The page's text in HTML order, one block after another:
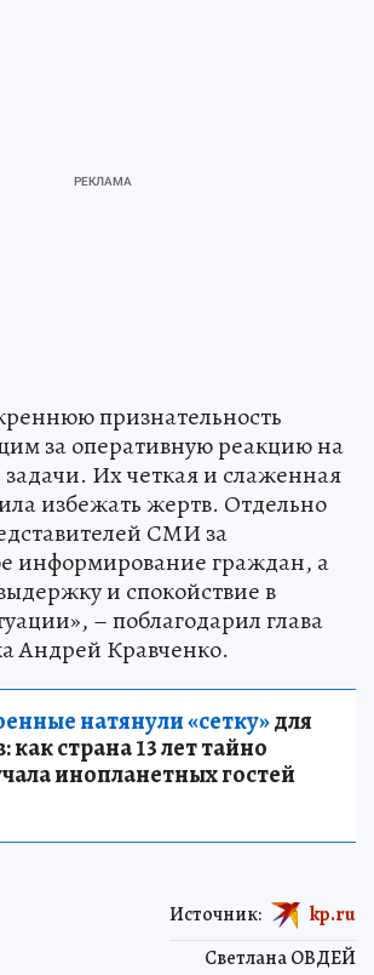
признательность
за оперативную реакцию на
Их четкая и слаженная
избежать жертв. Отдельно
СМИ за
информирование граждан, а
и спокойствие в
– поблагодарил глава
Андрей Кравченко.
натянули «сетку»для
страна 13 лет тайно
инопланетных гостей
Светлана ОВДЕЙ
Источник: kp.ru